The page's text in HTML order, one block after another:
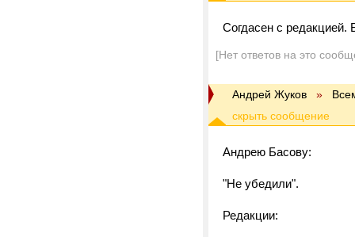
Согдасен с редакцией.
[Нет ответов на это
Андрей Жуков »
Андрею Басову:
"Не убедили".
Редакции: